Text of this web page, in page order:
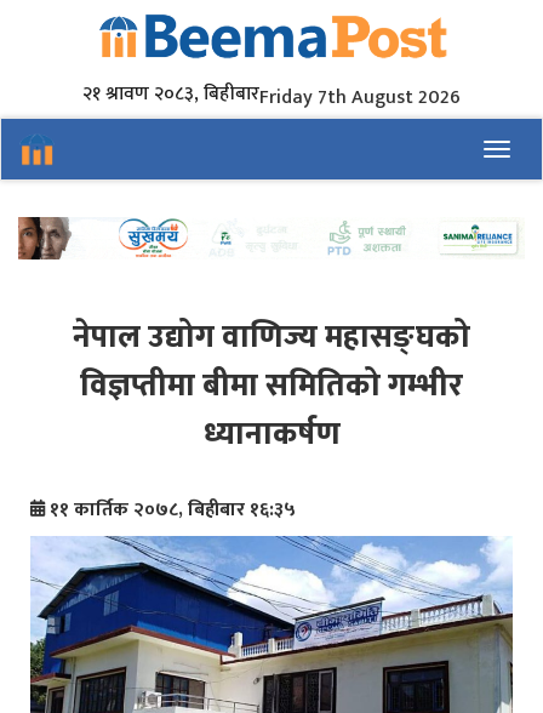
२१ श्रावण २०८३, बिहीबारFriday 7th August 2026
नेपाल उद्योग वाणिज्य महासङ्घको
विज्ञप्तीमा बीमा समितिको गम्भीर
ध्यानाकर्षण
११ कार्तिक २०७८, बिहीबार १६:३५